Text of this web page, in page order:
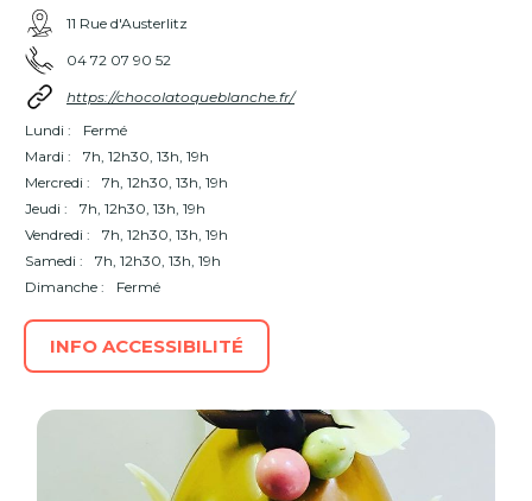
11 Rue d'Austerlitz
04 72 07 90 52
https://chocolatoqueblanche.fr/
Lundi :
Fermé
Mardi :
7h, 12h30, 13h, 19h
Mercredi :
7h, 12h30, 13h, 19h
Jeudi :
7h, 12h30, 13h, 19h
Vendredi :
7h, 12h30, 13h, 19h
Samedi :
7h, 12h30, 13h, 19h
Dimanche :
Fermé
INFO ACCESSIBILITÉ